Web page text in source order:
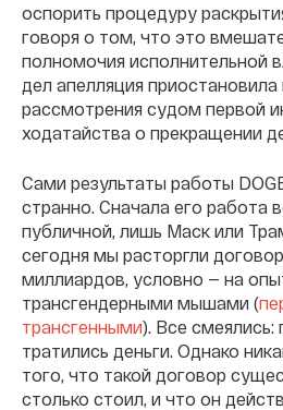
оспорить процедуру
говоря о том, что это
полномочия исполнительной
дел апелляция
рассмотрения судом первой
ходатайства о прекращении
Сами результаты работы
странно. Сначала его работа
публичной, лишь Маск или
сегодня мы расторгли
миллиардов, условно — на
трансгендерными мышами (
трансгенными). Все смеялись:
тратились деньги. Однако
того, что такой договор
столько стоил, и что он